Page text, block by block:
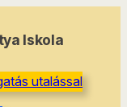
Iskola
utalással